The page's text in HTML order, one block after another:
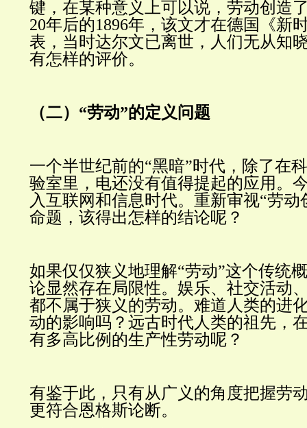
键，在某种意义上可以说，劳动创造
20年后的1896年，该文才在德国《新
表，当时达尔文已离世，人们无从知
有怎样的评价。
（二）“劳动”的定义问题
一个半世纪前的“黑暗”时代，除了在
验室里，电还没有值得提起的应用。
入互联网和信息时代。重新审视“劳动
命题，该得出怎样的结论呢？
如果仅仅狭义地理解“劳动”这个传统
论显然存在局限性。娱乐、社交活动
都不属于狭义的劳动。难道人类的进
动的影响吗？远古时代人类的祖先，
有多高比例的生产性劳动呢？
有鉴于此，只有从广义的角度把握劳
更符合恩格斯论断。